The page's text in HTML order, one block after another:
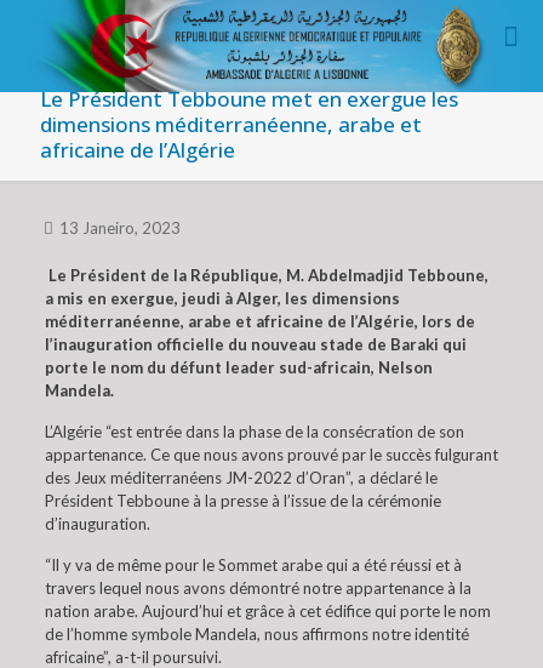
Le Président Tebboune met en exergue les
dimensions méditerranéenne, arabe et
africaine de l’Algérie
13 Janeiro, 2023
Le Président de la République, M. Abdelmadjid Tebboune,
a mis en exergue, jeudi à Alger, les dimensions
méditerranéenne, arabe et africaine de l’Algérie, lors de
l’inauguration officielle du nouveau stade de Baraki qui
porte le nom du défunt leader sud-africain, Nelson
Mandela.
L’Algérie “est entrée dans la phase de la consécration de son
appartenance. Ce que nous avons prouvé par le succès fulgurant
des Jeux méditerranéens JM-2022 d’Oran”, a déclaré le
Président Tebboune à la presse à l’issue de la cérémonie
d’inauguration.
“Il y va de même pour le Sommet arabe qui a été réussi et à
travers lequel nous avons démontré notre appartenance à la
nation arabe. Aujourd’hui et grâce à cet édifice qui porte le nom
de l’homme symbole Mandela, nous affirmons notre identité
africaine”, a-t-il poursuivi.